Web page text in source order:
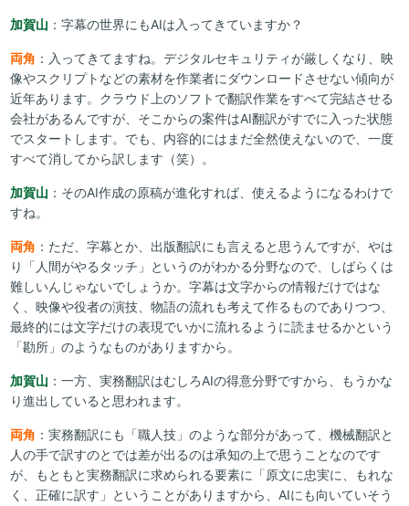
加賀山 ：字幕の世界にもAIは入ってきていますか？
両角 ：入ってきてますね。デジタルセキュリティが厳しくなり、映
像やスクリプトなどの素材を作業者にダウンロードさせない傾向が
近年あります。クラウド上のソフトで翻訳作業をすべて完結させる
会社があるんですが、そこからの案件はAI翻訳がすでに入った状態
でスタートします。でも、内容的にはまだ全然使えないので、一度
すべて消してから訳します（笑）。
加賀山 ：そのAI作成の原稿が進化すれば、使えるようになるわけで
すね。
両角 ：ただ、字幕とか、出版翻訳にも言えると思うんですが、やは
り「人間がやるタッチ」というのがわかる分野なので、しばらくは
難しいんじゃないでしょうか。字幕は文字からの情報だけではな
く、映像や役者の演技、物語の流れも考えて作るものでありつつ、
最終的には文字だけの表現でいかに流れるように読ませるかという
「勘所」のようなものがありますから。
加賀山 ：一方、実務翻訳はむしろAIの得意分野ですから、もうかな
り進出していると思われます。
両角 ：実務翻訳にも「職人技」のような部分があって、機械翻訳と
人の手で訳すのとでは差が出るのは承知の上で思うことなのです
が、もともと実務翻訳に求められる要素に「原文に忠実に、もれな
く、正確に訳す」ということがありますから、AIにも向いていそう